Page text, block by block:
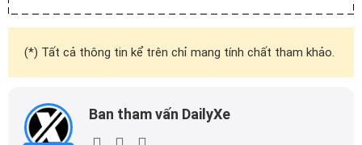
(*) Tất cả thông tin kể trên chỉ mang tính chất tham khảo.
Ban tham vấn DailyXe